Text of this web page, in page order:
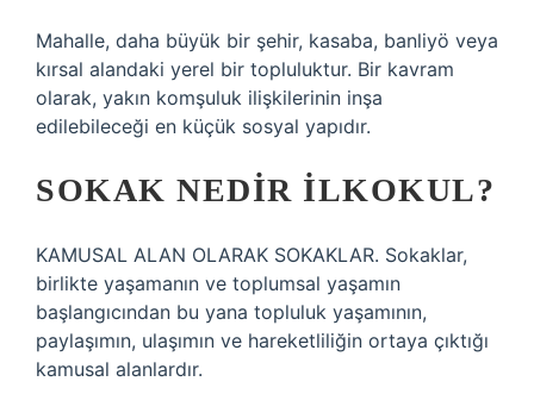
Mahalle, daha büyük bir şehir, kasaba, banliyö veya
kırsal alandaki yerel bir topluluktur. Bir kavram
olarak, yakın komşuluk ilişkilerinin inşa
edilebileceği en küçük sosyal yapıdır.
SOKAK NEDIR ILKOKUL?
KAMUSAL ALAN OLARAK SOKAKLAR. Sokaklar,
birlikte yaşamanın ve toplumsal yaşamın
başlangıcından bu yana topluluk yaşamının,
paylaşımın, ulaşımın ve hareketliliğin ortaya çıktığı
kamusal alanlardır.